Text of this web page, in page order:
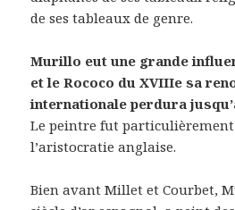
de ses tableaux de genre.
Murillo eut une grande
et le Rococo du XVIIIe sa
internationale perdura
Le peintre fut
l’aristocratie anglaise.
Bien avant Millet et Courbet,